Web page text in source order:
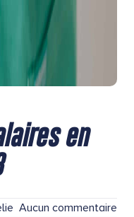
en
Aucun commentaire